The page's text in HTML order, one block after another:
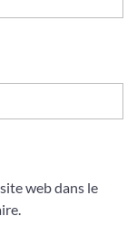
web dans le